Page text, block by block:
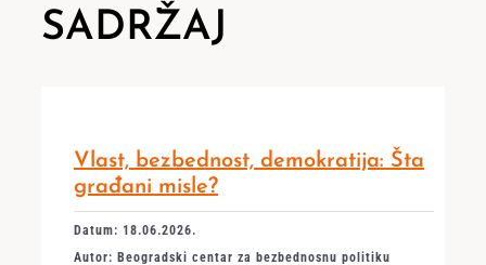
SADRŽAJ
Vlast, bezbednost, demokratija: Šta
građani misle?
Datum: 18.06.2026.
Autor: Beogradski centar za bezbednosnu politiku